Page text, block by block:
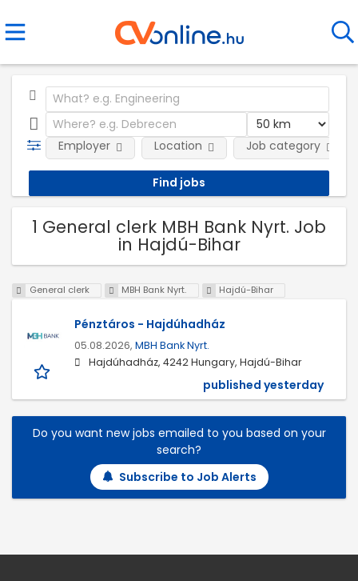
Employer Location Job category
1 General clerk MBH Bank Nyrt. Job
in Hajdú-Bihar
General clerk MBH Bank Nyrt. Hajdú-Bihar
Pénztáros - Hajdúhadház
05.08.2026, MBH Bank Nyrt.
Hajdúhadház, 4242 Hungary, Hajdú-Bihar
published yesterday
Do you want new jobs emailed to you based on your
search?
Subscribe to Job Alerts